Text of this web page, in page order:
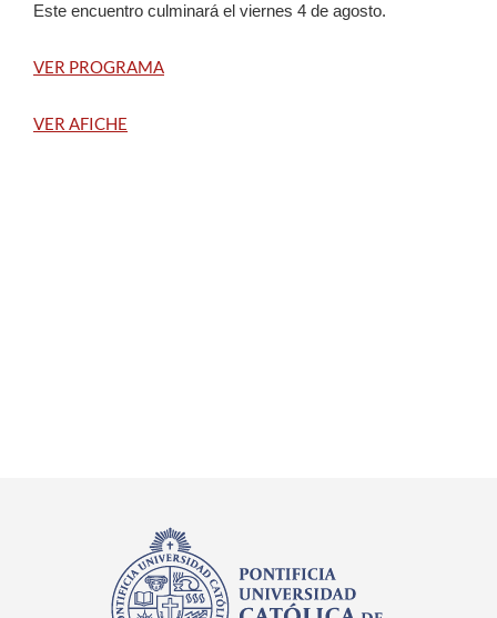
Este encuentro culminará el viernes 4 de agosto.
VER PROGRAMA
VER AFICHE